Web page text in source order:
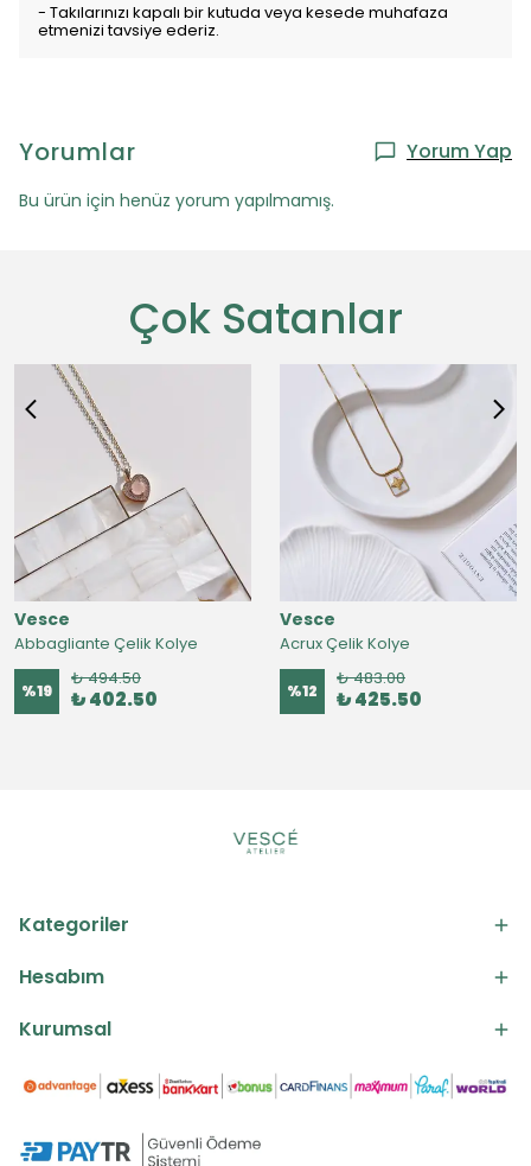
- Takılarınızı kapalı bir kutuda veya kesede muhafaza
etmenizi tavsiye ederiz.
Yorumlar Yorum Yap
Bu ürün için henüz yorum yapılmamış.
Çok Satanlar
Vesce
Abbagliante Çelik Kolye
%19
₺ 494.50
₺ 402.50
Vesce
Acrux Çelik Kolye
%12
₺ 483.00
₺ 425.50
Kategoriler
Hesabım
Kurumsal